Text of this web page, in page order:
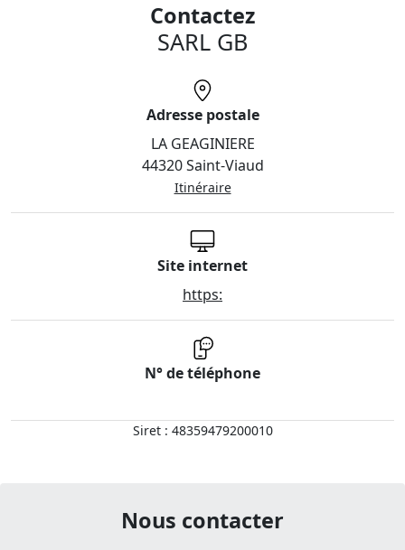
Contactez
SARL GB
Adresse postale
LA GEAGINIERE
44320 Saint-Viaud
Itinéraire
Site internet
https:
N° de téléphone
Siret : 48359479200010
Nous contacter